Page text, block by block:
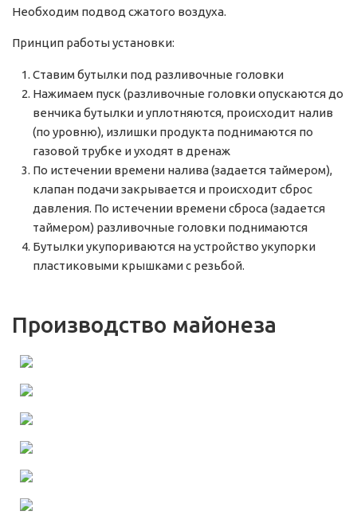
Необходим подвод сжатого воздуха.
Принцип работы установки:
Ставим бутылки под разливочные головки
Нажимаем пуск (разливочные головки опускаются до
венчика бутылки и уплотняются, происходит налив
(по уровню), излишки продукта поднимаются по
газовой трубке и уходят в дренаж
По истечении времени налива (задается таймером),
клапан подачи закрывается и происходит сброс
давления. По истечении времени сброса (задается
таймером) разливочные головки поднимаются
Бутылки укупориваются на устройство укупорки
пластиковыми крышками с резьбой.
Производство майонеза